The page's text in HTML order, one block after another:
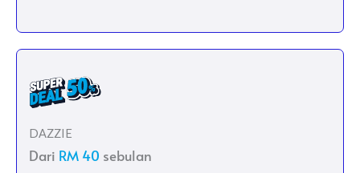
DAZZIE
Dari RM 40 sebulan